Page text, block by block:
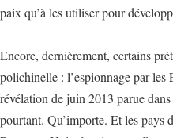
paix qu’à les utiliser pour
Encore, dernièrement, certains
polichinelle : l’espionnage par
révélation de juin 2013 parue
pourtant. Qu’importe. Et les pays